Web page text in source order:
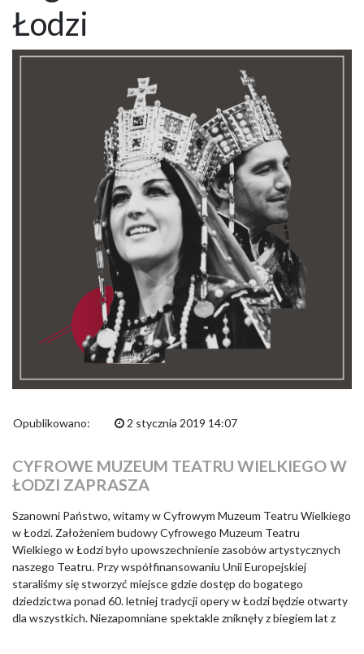
Łodzi
Opublikowano: 2 stycznia 2019 14:07
CYFROWE MUZEUM TEATRU WIELKIEGO W
ŁODZI ZAPRASZA
Szanowni Państwo, witamy w Cyfrowym Muzeum Teatru Wielkiego
w Łodzi. Założeniem budowy Cyfrowego Muzeum Teatru
Wielkiego w Łodzi było upowszechnienie zasobów artystycznych
naszego Teatru. Przy współfinansowaniu Unii Europejskiej
staraliśmy się stworzyć miejsce gdzie dostęp do bogatego
dziedzictwa ponad 60. letniej tradycji opery w Łodzi będzie otwarty
dla wszystkich. Niezapomniane spektakle zniknęły z biegiem lat z